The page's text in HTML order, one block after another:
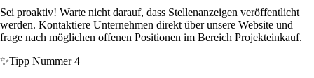
Sei proaktiv! Warte nicht darauf, dass Stellenanzeigen veröffentlicht
werden. Kontaktiere Unternehmen direkt über unsere Website und
frage nach möglichen offenen Positionen im Bereich Projekteinkauf.
✨Tipp Nummer 4